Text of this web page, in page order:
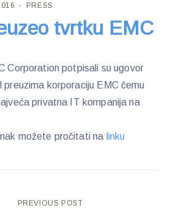
PRESS
tvrtku EMC
Corporation potpisali su ugovor
preuzima korporaciju EMC čemu
privatna IT kompanija na
možete pročitati na linku
PREVIOUS POST